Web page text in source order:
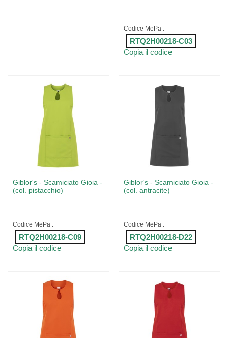
Codice MePa :
RTQ2H00218-C03
Copia il codice
Giblor's - Scamiciato Gioia -
(col. pistacchio)
Codice MePa :
RTQ2H00218-C09
Copia il codice
Giblor's - Scamiciato Gioia -
(col. antracite)
Codice MePa :
RTQ2H00218-D22
Copia il codice